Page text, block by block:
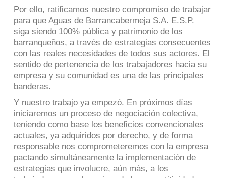
Por ello, ratificamos nuestro compromiso de trabajar
para que Aguas de Barrancabermeja S.A. E.S.P.
siga siendo 100% pública y patrimonio de los
barranqueños, a través de estrategias consecuentes
con las reales necesidades de todos sus actores. El
sentido de pertenencia de los trabajadores hacia su
empresa y su comunidad es una de las principales
banderas.
Y nuestro trabajo ya empezó. En próximos días
iniciaremos un proceso de negociación colectiva,
teniendo como base los beneficios convencionales
actuales, ya adquiridos por derecho, y de forma
responsable nos comprometeremos con la empresa
pactando simultáneamente la implementación de
estrategias que involucre, aún más, a los